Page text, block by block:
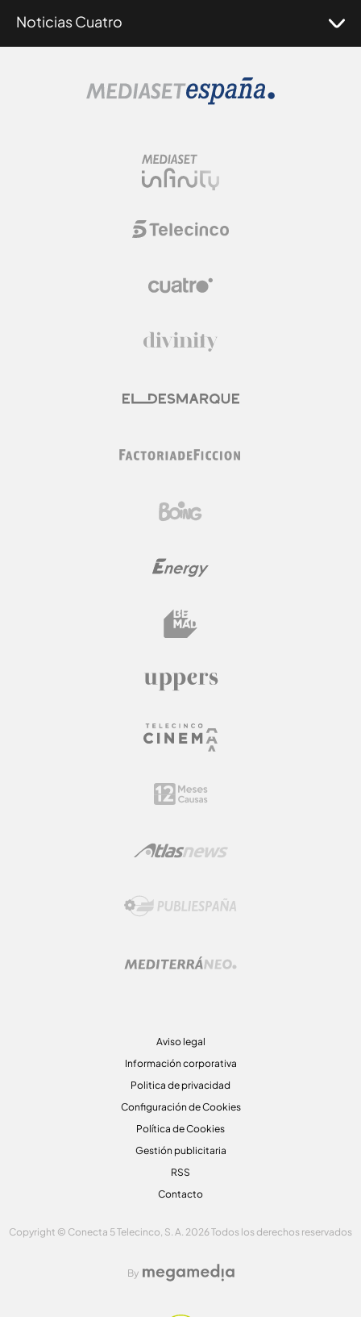
Noticias Cuatro
Aviso legal
Información corporativa
Politica de privacidad
Configuración de Cookies
Política de Cookies
Gestión publicitaria
RSS
Contacto
Copyright © Conecta 5 Telecinco, S. A. 2026 Todos los derechos reservados
By